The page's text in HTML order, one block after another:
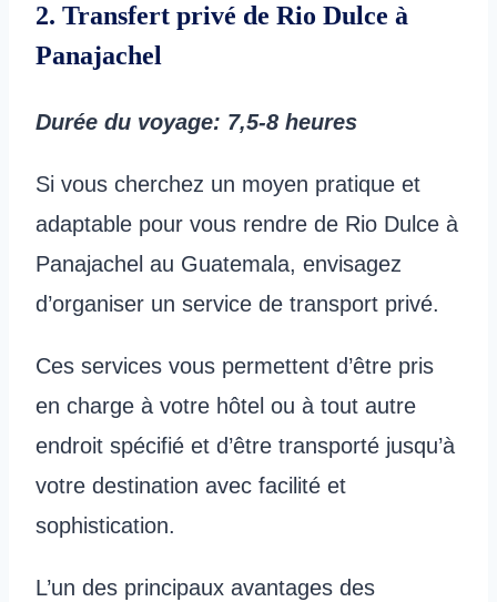
2. Transfert privé de Rio Dulce à
Panajachel
Durée du voyage: 7,5-8 heures
Si vous cherchez un moyen pratique et
adaptable pour vous rendre de Rio Dulce à
Panajachel au Guatemala, envisagez
d’organiser un service de transport privé.
Ces services vous permettent d’être pris
en charge à votre hôtel ou à tout autre
endroit spécifié et d’être transporté jusqu’à
votre destination avec facilité et
sophistication.
L’un des principaux avantages des